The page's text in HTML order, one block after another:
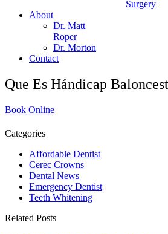
Surgery
About
Dr. Matt
Roper
Dr. Morton
Contact
Que Es Hándicap
Book Online
Categories
Affordable Dentist
Cerec Crowns
Dental News
Emergency Dentist
Teeth Whitening
Related Posts